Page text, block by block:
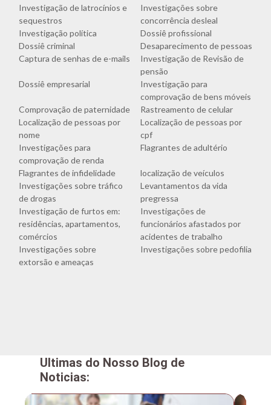
Investigação de latrocínios e
sequestros
Investigações sobre
concorrência desleal
Investigação política
Dossiê profissional
Dossiê criminal
Desaparecimento de pessoas
Captura de senhas de e-mails
Investigação de Revisão de
pensão
Dossiê empresarial
Investigação para
comprovação de bens móveis
Comprovação de paternidade
Rastreamento de celular
Localização de pessoas por
nome
Localização de pessoas por
cpf
Investigações para
comprovação de renda
Flagrantes de adultério
Flagrantes de infidelidade
localização de veículos
Investigações sobre tráfico
de drogas
Levantamentos da vida
pregressa
Investigação de furtos em:
residências, apartamentos,
comércios
Investigações de
funcionários afastados por
acidentes de trabalho
Investigações sobre
extorsão e ameaças
Investigações sobre pedofilia
Ultimas do Nosso Blog de
Noticias: